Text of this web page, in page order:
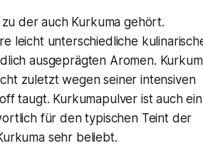
zu der auch Kurkuma gehört.
leicht unterschiedliche
ausgeprägten Aromen.
zuletzt wegen seiner intensiven
taugt. Kurkumapulver ist auch ein
für den typischen Teint der
sehr beliebt.